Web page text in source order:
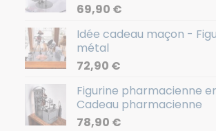
69,90 €
Idée cadeau maçon -
métal
72,90 €
Figurine pharmacienne
Cadeau pharmacienne
78,90 €